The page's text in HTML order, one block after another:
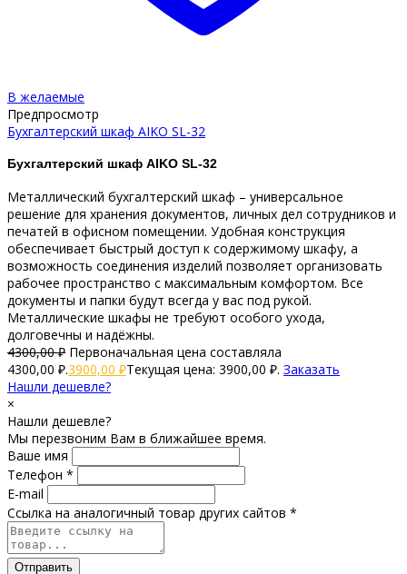
В желаемые
Предпросмотр
Бухгалтерский шкаф AIKO SL-32
Бухгалтерский шкаф AIKO SL-32
Металлический бухгалтерский шкаф – универсальное
решение для хранения документов, личных дел сотрудников и
печатей в офисном помещении. Удобная конструкция
обеспечивает быстрый доступ к содержимому шкафу, а
возможность соединения изделий позволяет организовать
рабочее пространство с максимальным комфортом. Все
документы и папки будут всегда у вас под рукой.
Металлические шкафы не требуют особого ухода,
долговечны и надёжны.
4300,00₽ Первоначальная цена составляла
4300,00 ₽.3900,00 ₽Текущая цена: 3900,00 ₽. Заказать
Нашли дешевле?
×
Нашли дешевле?
Мы перезвоним Вам в ближайшее время.
Ваше имя
Телефон *
E-mail
Ссылка на аналогичный товар других сайтов *
Отправить